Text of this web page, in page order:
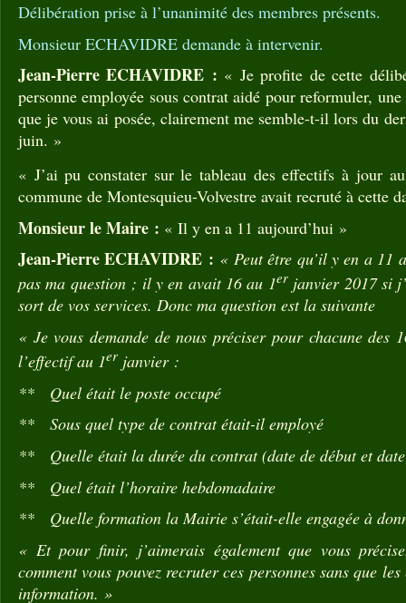
Délibération prise à l’unanimité des membres présents.
Monsieur ECHAVIDRE demande à intervenir.
Jean-Pierre ECHAVIDRE : « Je profite de cette
personne employée sous contrat aidé pour reformuler,
que je vous ai posée, clairement me semble-t-il lors du
juin. »
« J’ai pu constater sur le tableau des effectifs à jour
commune de Montesquieu-Volvestre avait recruté à cette
Monsieur le Maire : « Il y en a 11 aujourd’hui »
Jean-Pierre ECHAVIDRE : « Peut être qu’il y en a 11
pas ma question ; il y en avait 16 au 1erjanvier 2017 si
sort de vos services. Donc ma question est la suivante
« Je vous demande de nous préciser pour chacune des
l’effectif au 1er janvier :
** Quel était le poste occupé
** Sous quel type de contrat était-il employé
** Quelle était la durée du contrat (date de début et
** Quel était l’horaire hebdomadaire
** Quelle formation la Mairie s’était-elle engagée à
« Et pour finir, j’aimerais également que vous
comment vous pouvez recruter ces personnes sans que
information. »